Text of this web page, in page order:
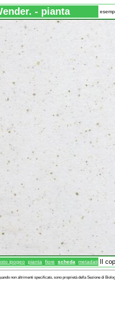
- pianta
ipogeo pianta fiore scheda metadati Il
non altrimenti specificato, sono proprietà della Sezione di